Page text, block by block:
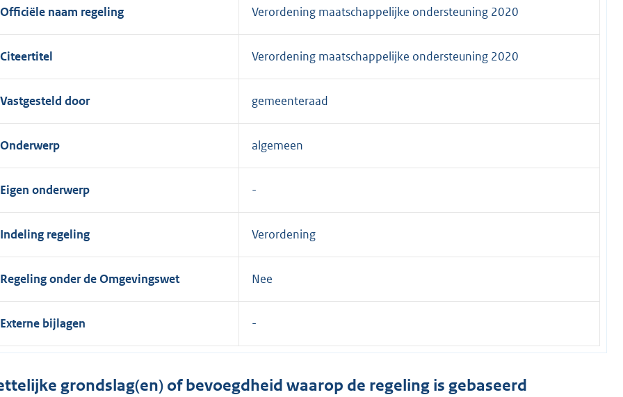
Officiële naam regeling Verordening maatschappelijke ondersteuning 2020
Citeertitel Verordening maatschappelijke ondersteuning 2020
Vastgesteld door gemeenteraad
Onderwerp algemeen
Eigen onderwerp
Indeling regeling Verordening
Regeling onder de Omgevingswet Nee
Externe bijlagen
grondslag(en) of bevoegdheid waarop de regeling is gebaseerd